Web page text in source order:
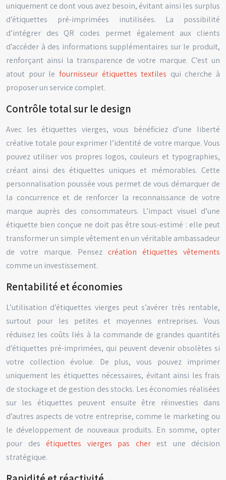
uniquement ce dont vous avez besoin, évitant ainsi les surplus
d’étiquettes pré-imprimées inutilisées. La possibilité
d’intégrer des QR codes permet également aux clients
d’accéder à des informations supplémentaires sur le produit,
renforçant ainsi la transparence de votre marque. C’est un
atout pour le fournisseur étiquettes textiles qui cherche à
proposer un service complet.
Contrôle total sur le design
Avec les étiquettes vierges, vous bénéficiez d’une liberté
créative totale pour exprimer l’identité de votre marque. Vous
pouvez utiliser vos propres logos, couleurs et typographies,
créant ainsi des étiquettes uniques et mémorables. Cette
personnalisation poussée vous permet de vous démarquer de
la concurrence et de renforcer la reconnaissance de votre
marque auprès des consommateurs. L’impact visuel d’une
étiquette bien conçue ne doit pas être sous-estimé : elle peut
transformer un simple vêtement en un véritable ambassadeur
de votre marque. Pensez création étiquettes vêtements
comme un investissement.
Rentabilité et économies
L’utilisation d’étiquettes vierges peut s’avérer très rentable,
surtout pour les petites et moyennes entreprises. Vous
réduisez les coûts liés à la commande de grandes quantités
d’étiquettes pré-imprimées, qui peuvent devenir obsolètes si
votre collection évolue. De plus, vous pouvez imprimer
uniquement les étiquettes nécessaires, évitant ainsi les frais
de stockage et de gestion des stocks. Les économies réalisées
sur les étiquettes peuvent ensuite être réinvesties dans
d’autres aspects de votre entreprise, comme le marketing ou
le développement de nouveaux produits. En somme, opter
pour des étiquettes vierges pas cher est une décision
stratégique.